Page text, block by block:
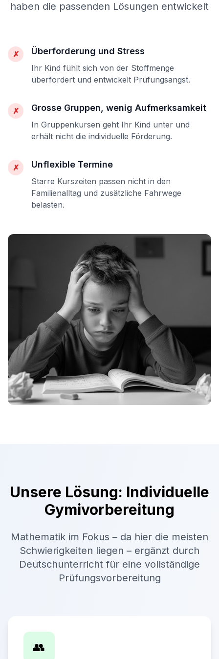
haben die passenden Lösungen entwickelt
✗ Überforderung und Stress
Ihr Kind fühlt sich von der Stoffmenge
überfordert und entwickelt Prüfungsangst.
✗ Grosse Gruppen, wenig Aufmerksamkeit
In Gruppenkursen geht Ihr Kind unter und
erhält nicht die individuelle Förderung.
✗ Unflexible Termine
Starre Kurszeiten passen nicht in den
Familienalltag und zusätzliche Fahrwege
belasten.
Unsere Lösung: Individuelle
Gymivorbereitung
Mathematik im Fokus – da hier die meisten
Schwierigkeiten liegen – ergänzt durch
Deutschunterricht für eine vollständige
Prüfungsvorbereitung
👥